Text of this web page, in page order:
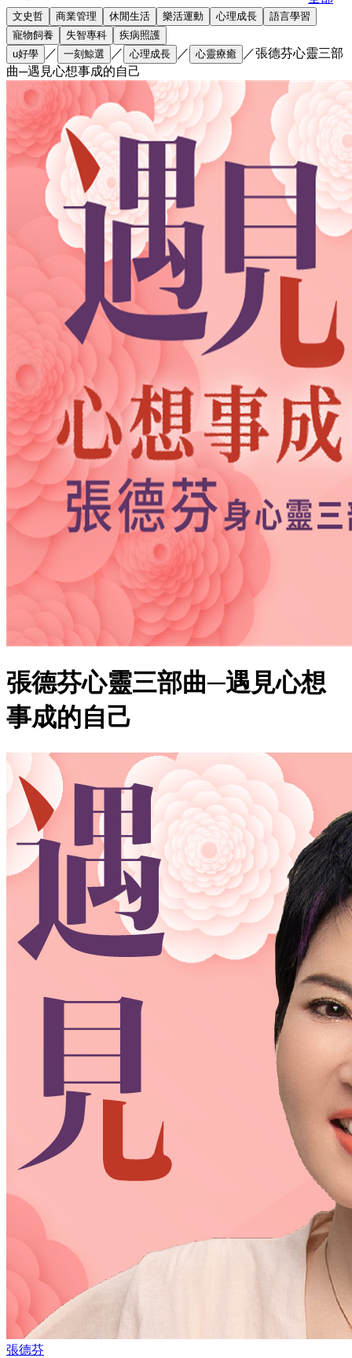
文史哲 商業管理 休閒生活 樂活運動 心理成長
語言學習
寵物飼養
失智專科
疾病照護
u好學
／ 一刻鯨選 ／ 心理成長 ／ 心靈療癒 ／張德芬心靈三部
曲─遇見心想事成的自己
張德芬心靈三部曲─遇見心想
事成的自己
張德芬